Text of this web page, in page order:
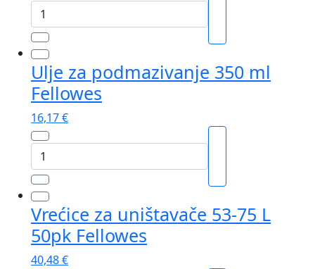
Listići
za
uljenje
uništavača
1/10
PAK
Fellowes
količina
Ulje za podmazivanje 350 ml
Fellowes
16,17€
Ulje
za
podmazivanje
350
ml
Fellowes
količina
Vrećice za uništavače 53-75 L
50pk Fellowes
40,48€